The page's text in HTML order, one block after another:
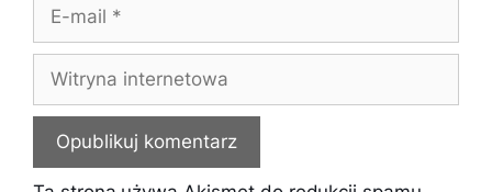
Witryna
internetowa